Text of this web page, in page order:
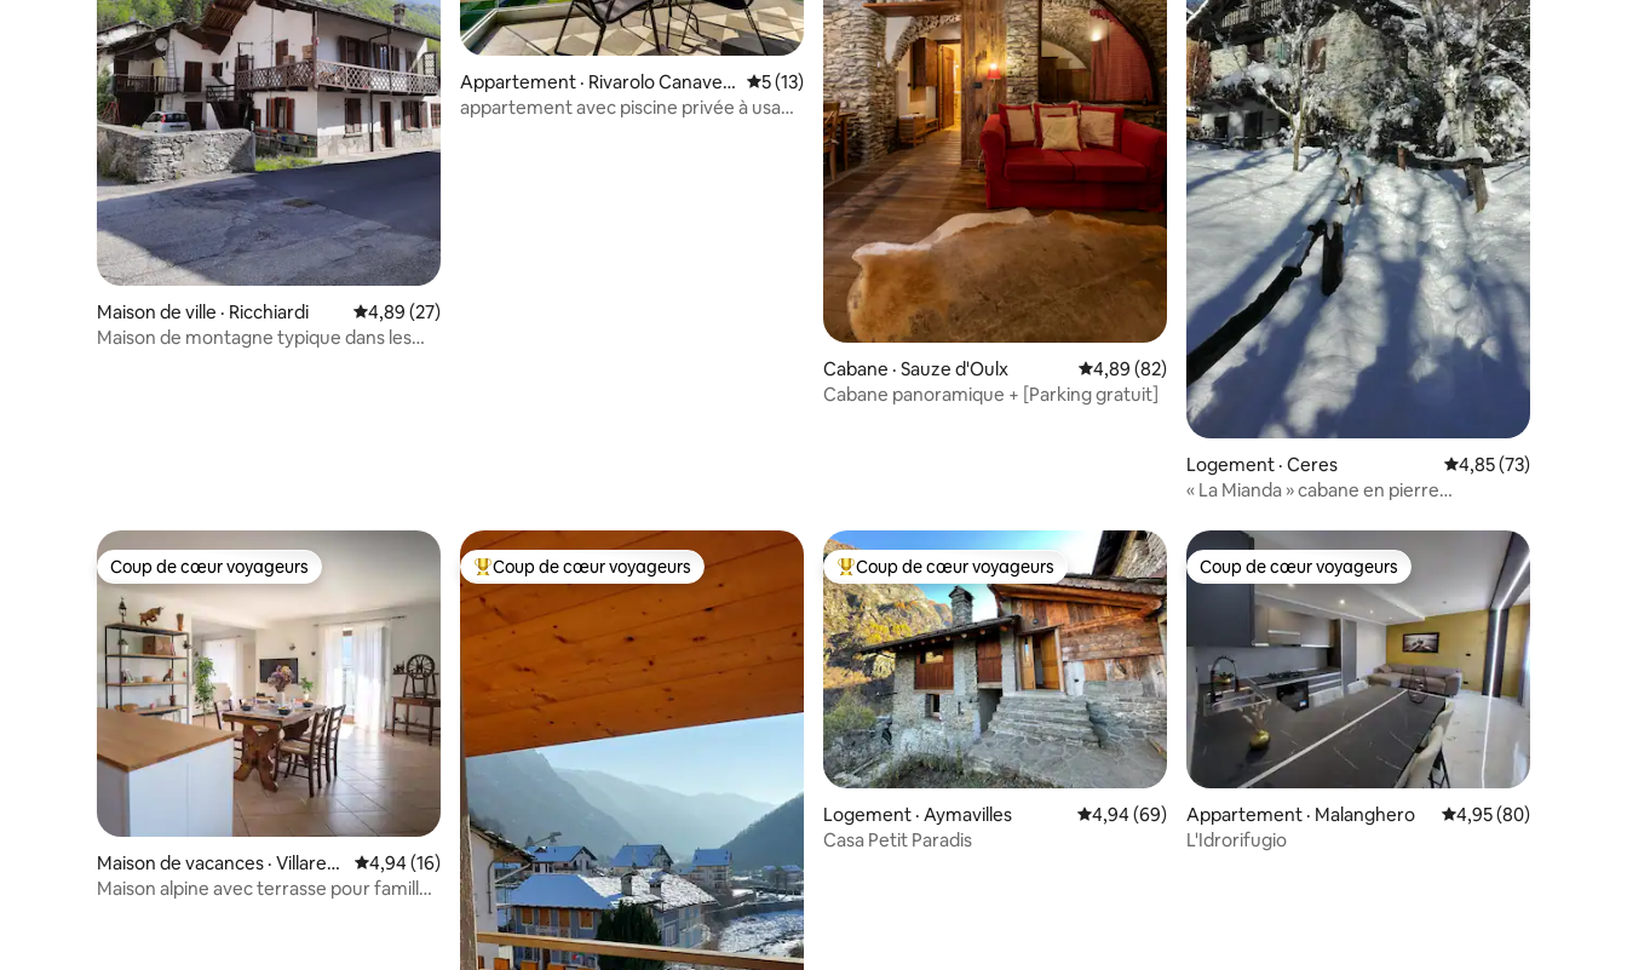
Maison de ville · Ricchiardi Note moyenne de 4,89 sur 5, 27 commentaires
4,89 (27)
Maison de montagne typique dans les
Appartement · Rivarolo Canaves
e
Note moyenne de 5 sur 5, 13 commentaires
5 (13)
appartement avec piscine privée à usage
Cabane · Sauze d'Oulx Note moyenne de 4,89 sur 5, 82 commentaires
4,89 (82)
Cabane panoramique + [Parking gratuit]
Logement · Ceres Note moyenne de
4,85 (73)
« La Mianda » cabane en pierre
Coup de cœur voyageurs
Coup de cœur voyageurs
Maison de vacances · Villarett
o
Note moyenne de 4,94 sur 5, 16 commentaires
4,94 (16)
Maison alpine avec terrasse pour familles
Coup de cœur voyageurs parmi les plus aimés
Coup de cœur voyageurs Coup de cœur voyageurs parmi les plus aimés
Coup de cœur voyageurs
Logement · Aymavilles Note moyenne de 4,94 sur 5, 69 commentaires
4,94 (69)
Casa Petit Paradis
Coup de cœur voyageurs
Coup de cœur voyageurs
Appartement · Malanghero Note moyenne de
4,95 (80)
L'Idrorifugio